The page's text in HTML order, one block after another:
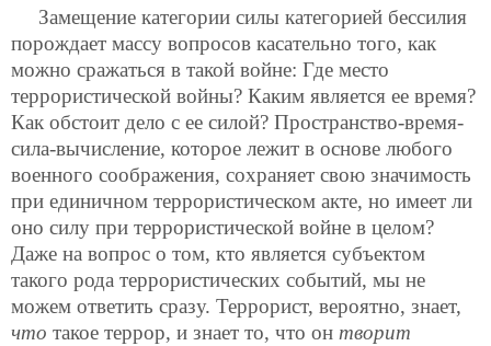
Замещение категории силы категорией бессилия
порождает массу вопросов касательно того, как
можно сражаться в такой войне: Где место
террористической войны? Каким является ее время?
Как обстоит дело с ее силой? Пространство-время-
сила-вычисление, которое лежит в основе любого
военного соображения, сохраняет свою значимость
при единичном террористическом акте, но имеет ли
оно силу при террористической войне в целом?
Даже на вопрос о том, кто является субъектом
такого рода террористических событий, мы не
можем ответить сразу. Террорист, вероятно, знает,
что такое террор, и знает то, что он творит